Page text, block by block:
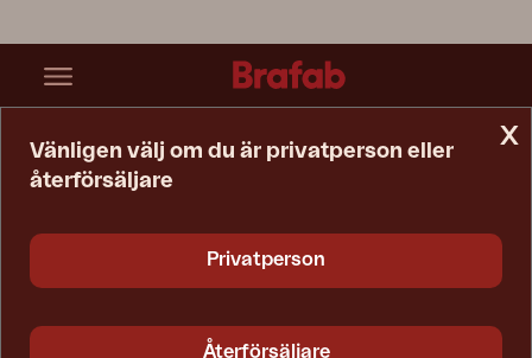
x
Vänligen välj om du är privatperson eller
återförsäljare
Privatperson
Återförsäljare